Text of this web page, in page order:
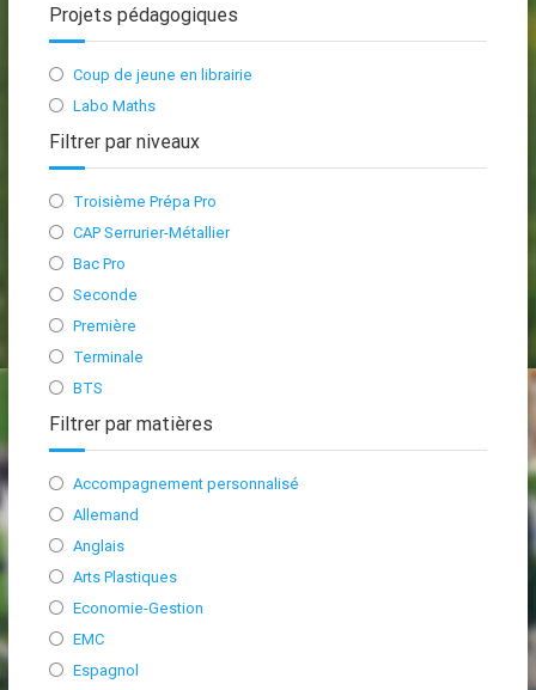
Projets pédagogiques
Coup de jeune en librairie
Labo Maths
Filtrer par niveaux
Troisième Prépa Pro
CAP Serrurier-Métallier
Bac Pro
Seconde
Première
Terminale
BTS
Filtrer par matières
Accompagnement personnalisé
Allemand
Anglais
Arts Plastiques
Economie-Gestion
EMC
Espagnol